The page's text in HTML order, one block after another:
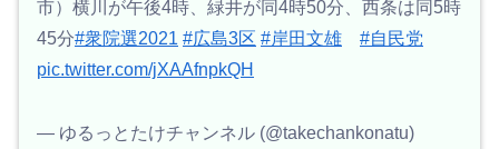
市）横川が午後4時、緑井が同4時50分、西条は同5時
45分#衆院選2021 #広島3区 #岸田文雄
#自民党
pic.twitter.com/jXAAfnpkQH
— ゆるっとたけチャンネル (@takechankonatu)